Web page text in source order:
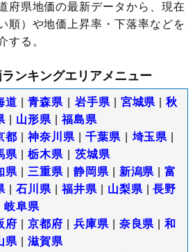
府県地価の最新データから、現在
順）や地価上昇率・下落率などを
する。
ンキングエリアメニュー
道 青森県 岩手県 宮城県
秋
山形県 福島県
都 神奈川県 千葉県 埼玉県
県
栃木県 茨城県
県 三重県 静岡県 新潟県
富
石川県 福井県 山梨県
長野
岐阜県
府 京都府 兵庫県 奈良県
和
県
滋賀県